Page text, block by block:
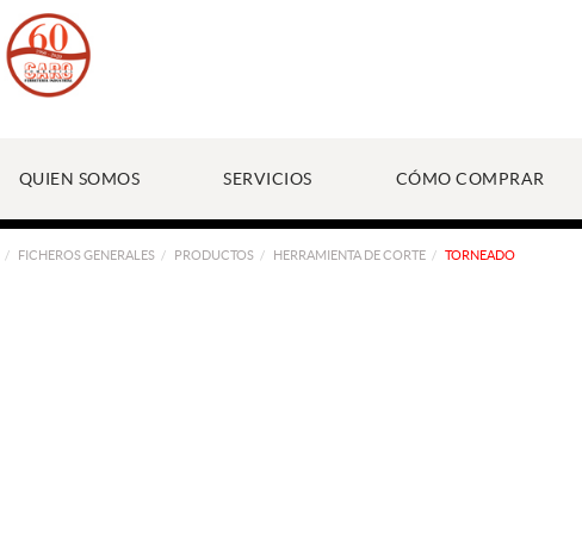
QUIEN SOMOS SERVICIOS CÓMO COMPRAR
FICHEROS GENERALES PRODUCTOS HERRAMIENTA DE CORTE TORNEADO